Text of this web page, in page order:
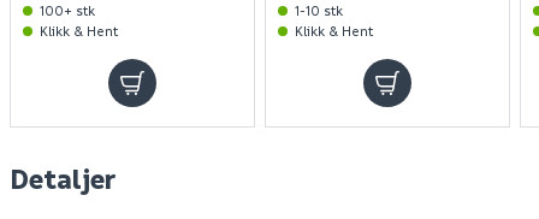
100+ stk
Klikk & Hent
1-10 stk
Klikk & Hent
Detaljer